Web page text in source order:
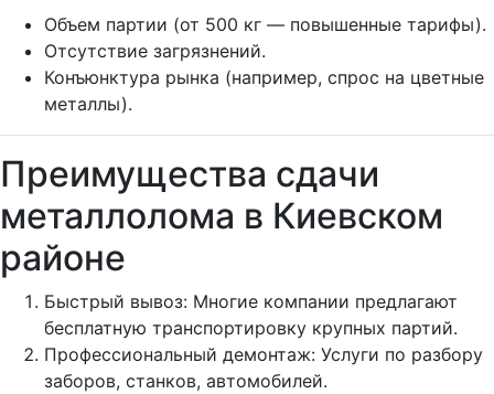
Объем партии (от 500 кг — повышенные тарифы).
Отсутствие загрязнений.
Конъюнктура рынка (например, спрос на цветные
металлы).
Преимущества сдачи
металлолома в Киевском
районе
Быстрый вывоз: Многие компании предлагают
бесплатную транспортировку крупных партий.
Профессиональный демонтаж: Услуги по разбору
заборов, станков, автомобилей.